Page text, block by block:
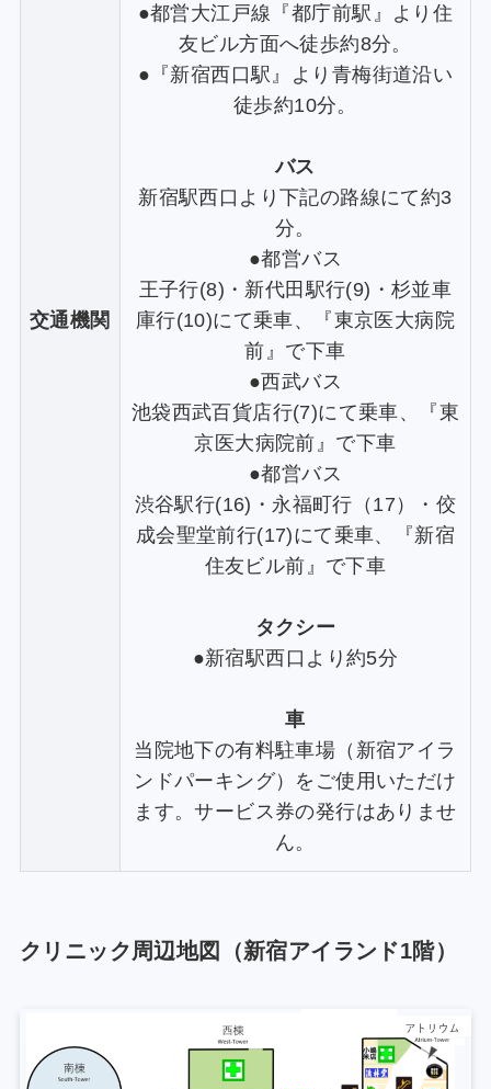
交通機関
●都営大江戸線『都庁前駅』より住
友ビル方面へ徒歩約8分。
●『新宿西口駅』より青梅街道沿い
徒歩約10分。
バス
新宿駅西口より下記の路線にて約3
分。
●都営バス
王子行(8)・新代田駅行(9)・杉並車
庫行(10)にて乗車、『東京医大病院
前』で下車
●西武バス
池袋西武百貨店行(7)にて乗車、『東
京医大病院前』で下車
●都営バス
渋谷駅行(16)・永福町行（17）・佼
成会聖堂前行(17)にて乗車、『新宿
住友ビル前』で下車
タクシー
●新宿駅西口より約5分
車
当院地下の有料駐車場（新宿アイラ
ンドパーキング）をご使用いただけ
ます。サービス券の発行はありませ
ん。
クリニック周辺地図（新宿アイランド1階）